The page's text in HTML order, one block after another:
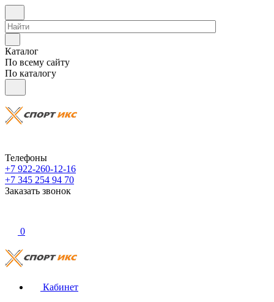
Каталог
По всему сайту
По каталогу
Телефоны
+7 922-260-12-16
+7 345 254 94 70
Заказать звонок
0
Кабинет